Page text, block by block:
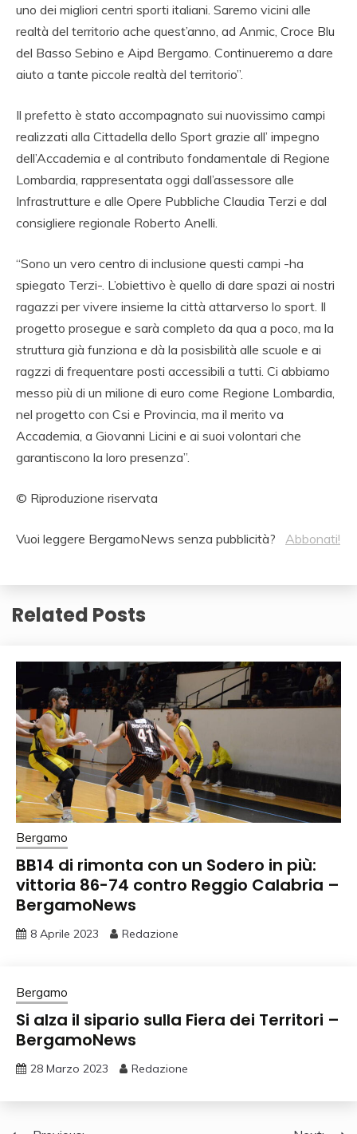
uno dei migliori centri sporti italiani. Saremo vicini alle
realtà del territorio ache quest’anno, ad Anmic, Croce Blu
del Basso Sebino e Aipd Bergamo. Continueremo a dare
aiuto a tante piccole realtà del territorio”.
Il prefetto è stato accompagnato sui nuovissimo campi
realizzati alla Cittadella dello Sport grazie all’ impegno
dell’Accademia e al contributo fondamentale di Regione
Lombardia, rappresentata oggi dall’assessore alle
Infrastrutture e alle Opere Pubbliche Claudia Terzi e dal
consigliere regionale Roberto Anelli.
“Sono un vero centro di inclusione questi campi -ha
spiegato Terzi-. L’obiettivo è quello di dare spazi ai nostri
ragazzi per vivere insieme la città attarverso lo sport. Il
progetto prosegue e sarà completo da qua a poco, ma la
struttura già funziona e dà la posisbilità alle scuole e ai
ragzzi di frequentare posti accessibili a tutti. Ci abbiamo
messo più di un milione di euro come Regione Lombardia,
nel progetto con Csi e Provincia, ma il merito va
Accademia, a Giovanni Licini e ai suoi volontari che
garantiscono la loro presenza”.
© Riproduzione riservata
Vuoi leggere BergamoNews senza pubblicità? Abbonati!
Related Posts
Bergamo
BB14 di rimonta con un Sodero in più:
vittoria 86-74 contro Reggio Calabria –
BergamoNews
8 Aprile 2023 Redazione
Bergamo
Si alza il sipario sulla Fiera dei Territori –
BergamoNews
28 Marzo 2023 Redazione